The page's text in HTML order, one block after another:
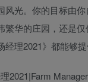
风光。你的目标由
繁华的庄园，还是
理2021》都能够提